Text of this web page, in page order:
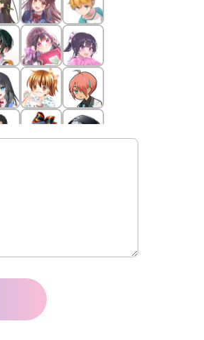
ークにいっき読
庫の名作「電子
合本版」おすす
め
ンロード